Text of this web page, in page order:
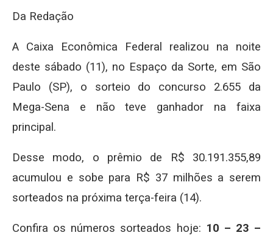
Da Redação
A Caixa Econômica Federal realizou na noite
deste sábado (11), no Espaço da Sorte, em São
Paulo (SP), o sorteio do concurso 2.655 da
Mega-Sena e não teve ganhador na faixa
principal.
Desse modo, o prêmio de R$ 30.191.355,89
acumulou e sobe para R$ 37 milhões a serem
sorteados na próxima terça-feira (14).
Confira os números sorteados hoje: 10 – 23 –